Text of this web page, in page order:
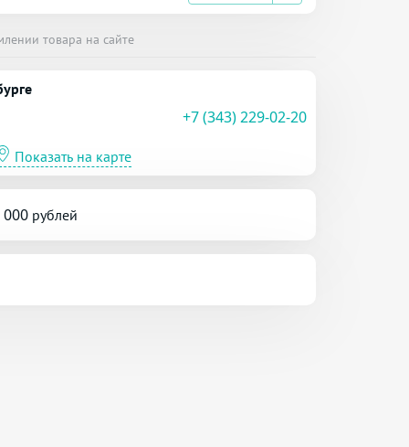
товара на сайте
+7 (343) 229-02-20
Показать на карте
000 рублей